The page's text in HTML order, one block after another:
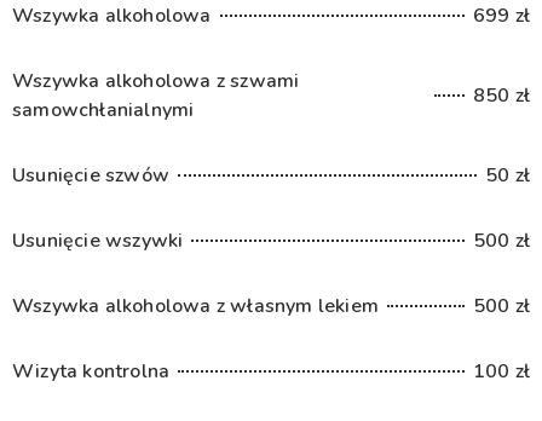
Wszywka alkoholowa 699 zł
Wszywka alkoholowa z szwami
samowchłanialnymi
850 zł
Usunięcie szwów 50 zł
Usunięcie wszywki 500 zł
Wszywka alkoholowa z własnym lekiem 500 zł
Wizyta kontrolna 100 zł